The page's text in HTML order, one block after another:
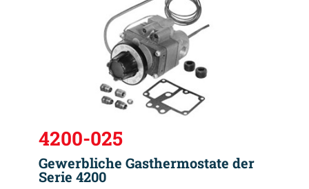
4200-025
Gewerbliche Gasthermostate der
Serie 4200